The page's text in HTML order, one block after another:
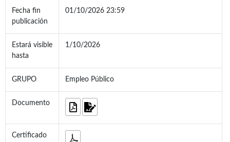
Fecha fin
publicación
01/10/2026 23:59
Estará visible
hasta
1/10/2026
GRUPO Empleo Público
Documento
Certificado